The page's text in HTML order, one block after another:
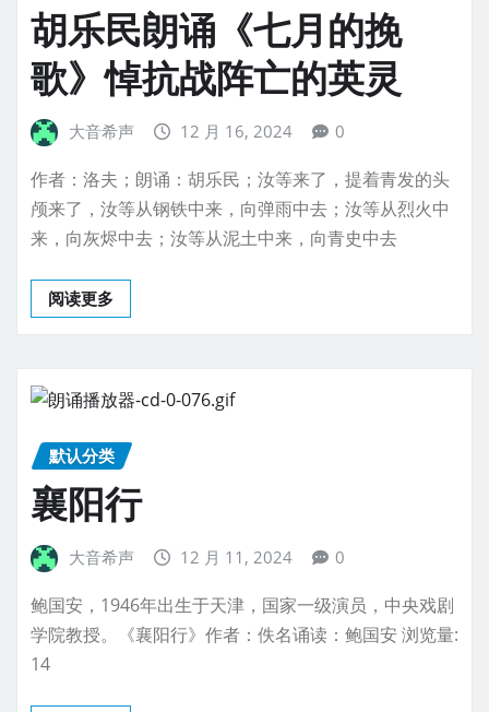
胡乐民朗诵《七月的挽
歌》悼抗战阵亡的英灵
大音希声 12 月 16, 2024 0
作者：洛夫；朗诵：胡乐民；汝等来了，提着青发的头
颅来了，汝等从钢铁中来，向弹雨中去；汝等从烈火中
来，向灰烬中去；汝等从泥土中来，向青史中去
阅读更多
默认分类
襄阳行
大音希声 12 月 11, 2024 0
鲍国安，1946年出生于天津，国家一级演员，中央戏剧
学院教授。《襄阳行》作者：佚名诵读：鲍国安 浏览量:
14